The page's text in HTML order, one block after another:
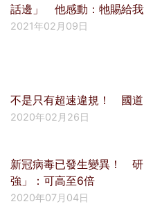
話邊」 他感動：牠賜給我
2021年02月09日
不是只有超速違規！ 國
2020年02月26日
新冠病毒已發生變異！
強」：可高至6倍
2020年07月04日